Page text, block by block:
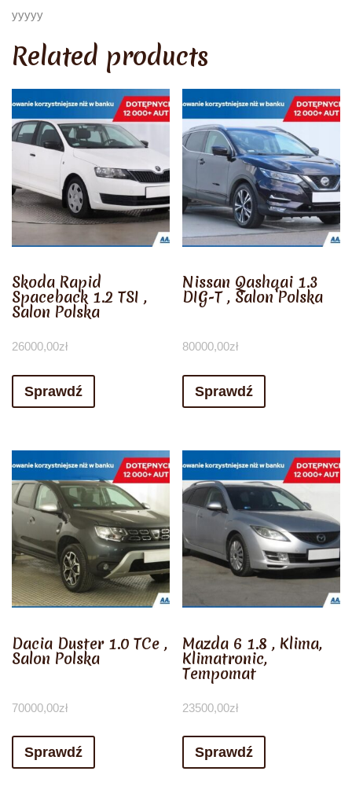
yyyyy
Related products
Skoda Rapid
Spaceback 1.2 TSI ,
Salon Polska
26000,00zł
Sprawdź
Nissan Qashqai 1.3
DIG-T , Salon Polska
80000,00zł
Sprawdź
Dacia Duster 1.0 TCe ,
Salon Polska
70000,00zł
Sprawdź
Mazda 6 1.8 , Klima,
Klimatronic,
Tempomat
23500,00zł
Sprawdź